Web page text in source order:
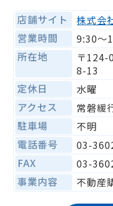
店舗サイト
株式会
営業時間
9:30〜
所在地
〒124-
8-13
定休日
水曜
アクセス
常磐緩
駐車場
不明
電話番号
03-
FAX
03-
事業内容
不動産